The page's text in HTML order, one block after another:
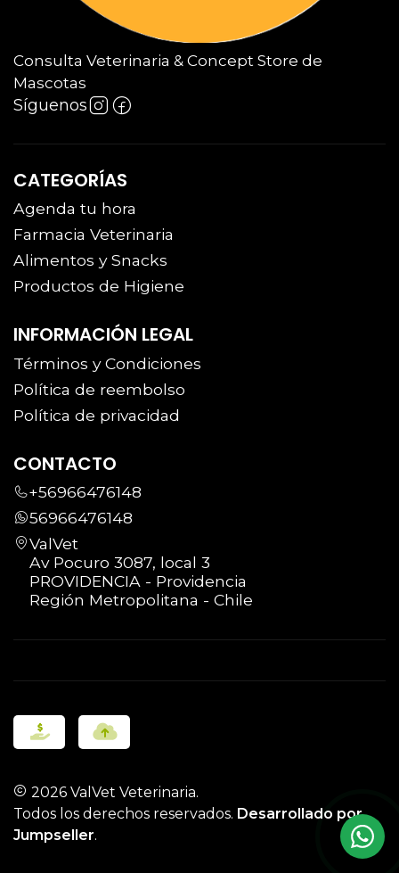
Consulta Veterinaria & Concept Store de
Mascotas
Síguenos
CATEGORÍAS
Agenda tu hora
Farmacia Veterinaria
Alimentos y Snacks
Productos de Higiene
INFORMACIÓN LEGAL
Términos y Condiciones
Política de reembolso
Política de privacidad
CONTACTO
+56966476148
56966476148
ValVet
Av Pocuro 3087, local 3
PROVIDENCIA - Providencia
Región Metropolitana - Chile
2026 ValVet Veterinaria.
Todos los derechos reservados. Desarrollado por
Jumpseller.